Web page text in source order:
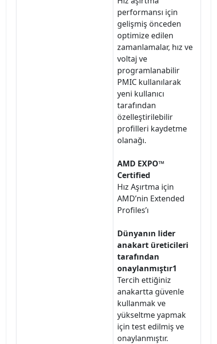
performansı için
gelişmiş önceden
optimize edilen
zamanlamalar, hız ve
voltaj ve
programlanabilir
PMIC kullanılarak
yeni kullanıcı
tarafından
özelleştirilebilir
profilleri kaydetme
olanağı.
AMD EXPO™
Certified
Hız Aşırtma için
AMD’nin Extended
Profiles’ı
Dünyanın lider
anakart üreticileri
tarafından
onaylanmıştır1
Tercih ettiğiniz
anakartta güvenle
kullanmak ve
yükseltme yapmak
için test edilmiş ve
onaylanmıştır.